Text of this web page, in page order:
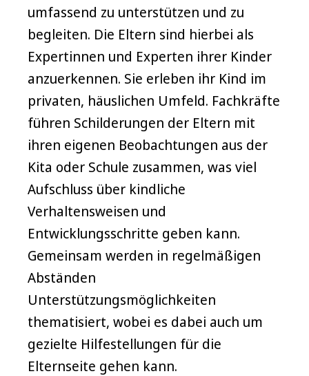
umfassend zu unterstützen und zu
begleiten. Die Eltern sind hierbei als
Expertinnen und Experten ihrer Kinder
anzuerkennen. Sie erleben ihr Kind im
privaten, häuslichen Umfeld. Fachkräfte
führen Schilderungen der Eltern mit
ihren eigenen Beobachtungen aus der
Kita oder Schule zusammen, was viel
Aufschluss über kindliche
Verhaltensweisen und
Entwicklungsschritte geben kann.
Gemeinsam werden in regelmäßigen
Abständen
Unterstützungsmöglichkeiten
thematisiert, wobei es dabei auch um
gezielte Hilfestellungen für die
Elternseite gehen kann.